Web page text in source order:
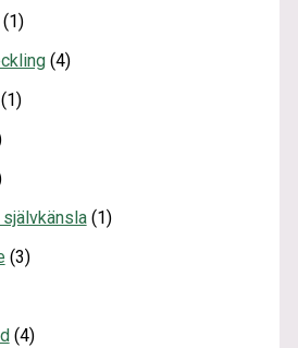
(4)
(1)
(3)
(4)